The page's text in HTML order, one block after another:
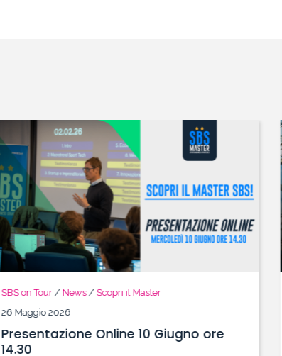
SBS on Tour/ News/ Scopri il Master
26 Maggio 2026
Presentazione Online 10 Giugno ore
14.30